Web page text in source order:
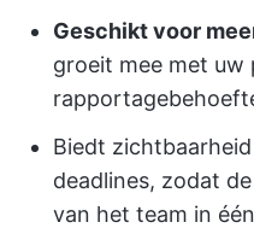
Geschikt voor
groeit mee met uw
Biedt
deadlines, zodat
van het team in